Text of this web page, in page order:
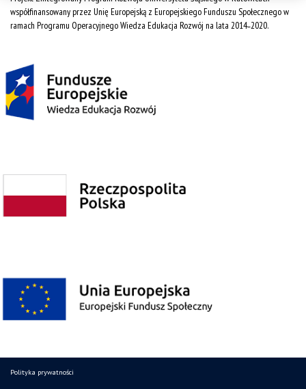
współfinansowany przez Unię Europejską z Europejskiego Funduszu Społecznego w
ramach Programu Operacyjnego Wiedza Edukacja Rozwój na lata 2014˗2020.
Polityka prywatności